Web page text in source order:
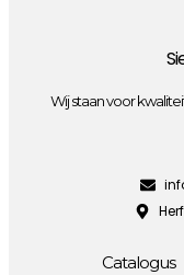
Wij staan voor
Catalogus